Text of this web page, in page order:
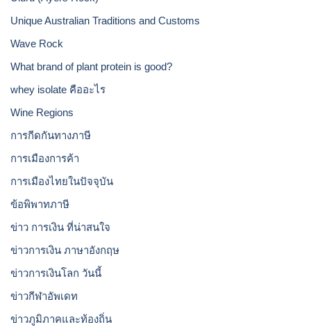
Unique Australian Traditions and Customs
Wave Rock
What brand of plant protein is good?
whey isolate คืออะไร
Wine Regions
การกีดกันทางภาษี
การเมืองการค้า
การเมืองไทยในปัจจุบัน
ข้อพิพาทภาษี
ข่าว การเงิน ที่น่าสนใจ
ข่าวการเงิน ภาษาอังกฤษ
ข่าวการเงินโลก วันนี้
ข่าวกีฬาอัพเดท
ข่าวภูมิภาคและท้องถิ่น